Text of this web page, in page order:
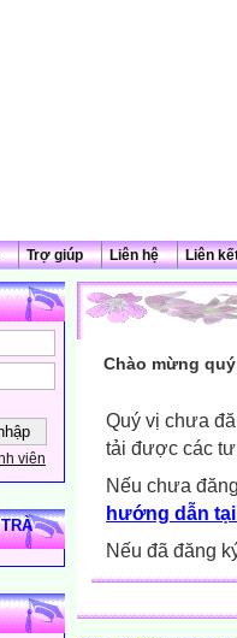
Trợ giúp Liên hệ Liên
viên
Chào mừng
Quý vị chưa
tải được các
Nếu chưa
hướng dẫn
Nếu đã đăng